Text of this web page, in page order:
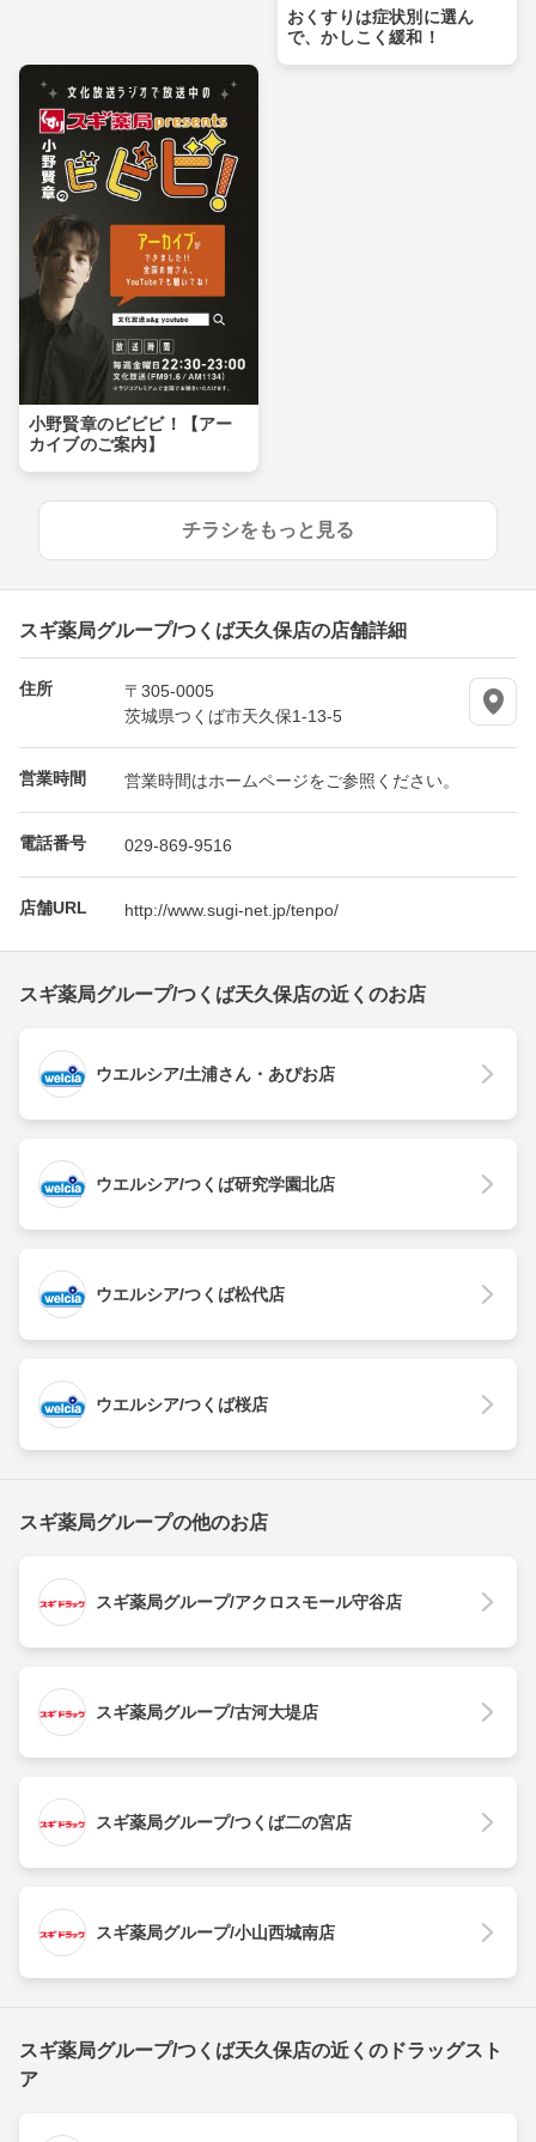
おくすりは症状別に選ん
で、かしこく緩和！
小野賢章のビビビ！【アー
カイブのご案内】
チラシをもっと見る
スギ薬局グループ/つくば天久保店の店舗詳細
住所
〒305-0005
茨城県つくば市天久保1-13-5
営業時間 営業時間はホームページをご参照ください。
電話番号 029-869-9516
店舗URL http://www.sugi-net.jp/tenpo/
スギ薬局グループ/つくば天久保店の近くのお店
ウエルシア/土浦さん・あぴお店
ウエルシア/つくば研究学園北店
ウエルシア/つくば松代店
ウエルシア/つくば桜店
スギ薬局グループの他のお店
スギ薬局グループ/アクロスモール守谷店
スギ薬局グループ/古河大堤店
スギ薬局グループ/つくば二の宮店
スギ薬局グループ/小山西城南店
スギ薬局グループ/つくば天久保店の近くのドラッグスト
ア